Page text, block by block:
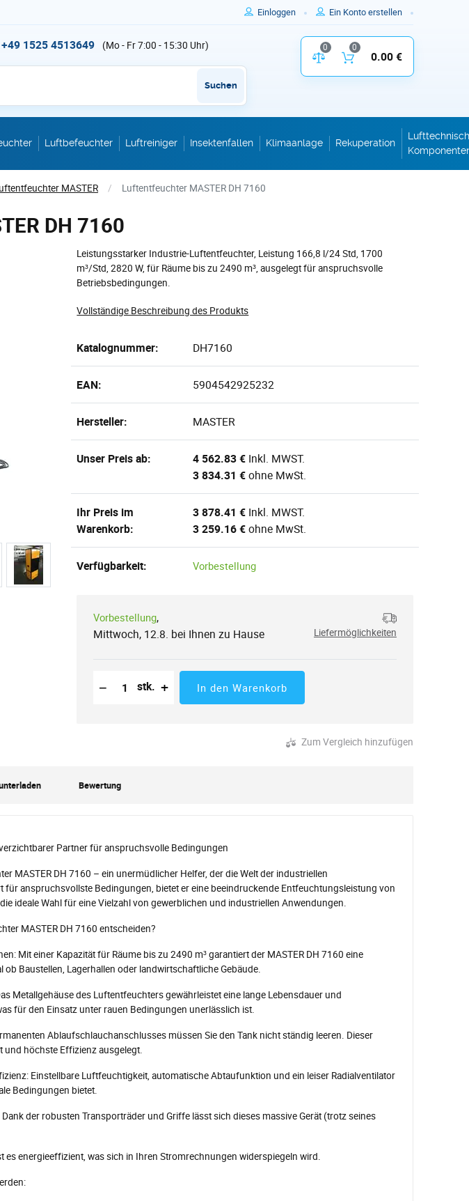
Einloggen Ein Konto erstellen
1525 4513649 (Mo - Fr 7:00 - 15:30 Uhr)
Suchen
Vergleich der Produktparameter
0
Inhalt des
0
0.00 €
Luftbefeuchter Luftreiniger Insektenfallen Klimaanlage Rekuperation
MASTER / Luftentfeuchter MASTER DH 7160
DH 7160
Leistungsstarker Industrie-Luftentfeuchter, Leistung 166,8 l/24 Std, 1700
m³/Std, 2820 W, für Räume bis zu 2490 m³, ausgelegt für anspruchsvolle
Betriebsbedingungen.
Vollständige Beschreibung des Produkts
Katalognummer: DH7160
EAN: 5904542925232
Hersteller: MASTER
Unser Preis ab: 4 562.83 € Inkl. MWST.
3 834.31 €ohne MwSt.
Ihr Preis im
Warenkorb:
3 878.41 € Inkl. MWST.
3 259.16 €ohne MwSt.
Verfügbarkeit: Vorbestellung
Vorbestellung,
Mittwoch, 12.8. bei Ihnen zu Hause
Liefermöglichkeiten
−
Reduzierung der Menge
Anzahl der Stücke
stk. + In den Warenkorb
Zum Vergleich hinzufügen
Bewertung
Partner für anspruchsvolle Bedingungen
MASTER DH 7160 – ein unermüdlicher Helfer, der die Welt der industriellen
anspruchsvollste Bedingungen, bietet er eine beeindruckende Entfeuchtungsleistung von
ideale Wahl für eine Vielzahl von gewerblichen und industriellen Anwendungen.
MASTER DH 7160 entscheiden?
Mit einer Kapazität für Räume bis zu 2490 m³ garantiert der MASTER DH 7160 eine
Baustellen, Lagerhallen oder landwirtschaftliche Gebäude.
Metallgehäuse des Luftentfeuchters gewährleistet eine lange Lebensdauer und
für den Einsatz unter rauen Bedingungen unerlässlich ist.
Ablaufschlauchanschlusses müssen Sie den Tank nicht ständig leeren. Dieser
höchste Effizienz ausgelegt.
Einstellbare Luftfeuchtigkeit, automatische Abtaufunktion und ein leiser Radialventilator
Bedingungen bietet.
der robusten Transporträder und Griffe lässt sich dieses massive Gerät (trotz seines
es energieeffizient, was sich in Ihren Stromrechnungen widerspiegeln wird.